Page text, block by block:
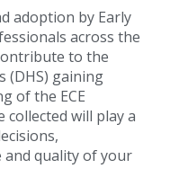
adoption by Early
across the
to the
(DHS) gaining
of the ECE
collected will play a
quality of your